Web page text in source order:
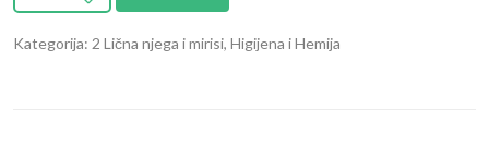
Kategorija: 2 Lična njega i mirisi, Higijena i Hemija